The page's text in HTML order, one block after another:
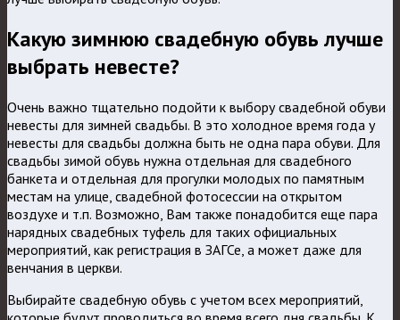
Какую зимнюю свадебную обувь лучше
выбрать невесте?
Очень важно тщательно подойти к выбору свадебной обуви
невесты для зимней свадьбы. В это холодное время года у
невесты для свадьбы должна быть не одна пара обуви. Для
свадьбы зимой обувь нужна отдельная для свадебного
банкета и отдельная для прогулки молодых по памятным
местам на улице, свадебной фотосессии на открытом
воздухе и т.п. Возможно, Вам также понадобится еще пара
нарядных свадебных туфель для таких официальных
мероприятий, как регистрация в ЗАГСе, а может даже для
венчания в церкви.
Выбирайте свадебную обувь с учетом всех мероприятий,